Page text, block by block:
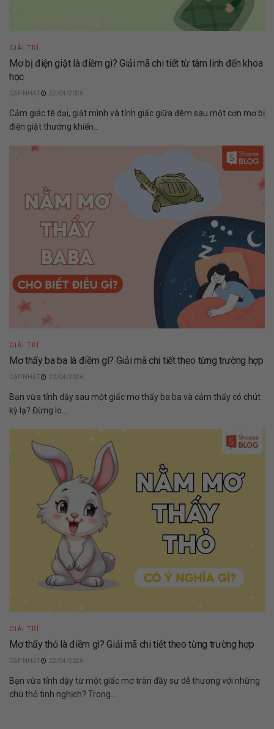
GIẢI TRÍ
Mơ bị điện giật là điềm gì? Giải mã chi tiết từ tâm linh đến khoa
học
22/04/2026
Cảm giác tê dại, giật mình và tỉnh giấc giữa đêm sau một cơn mơ bị
điện giật thường khiến...
GIẢI TRÍ
Mơ thấy ba ba là điềm gì? Giải mã chi tiết theo từng trường hợp
22/04/2026
Bạn vừa tỉnh dậy sau một giấc mơ thấy ba ba và cảm thấy có chút
kỳ lạ? Đừng lo...
GIẢI TRÍ
Mơ thấy thỏ là điềm gì? Giải mã chi tiết theo từng trường hợp
22/04/2026
Bạn vừa tỉnh dậy từ một giấc mơ tràn đầy sự dễ thương với những
chú thỏ tinh nghịch? Trong...